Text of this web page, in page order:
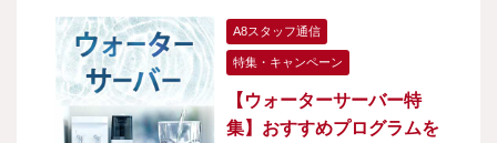
A8スタッフ通信
特集・キャンペーン
【ウォーターサーバー特
集】おすすめプログラムを